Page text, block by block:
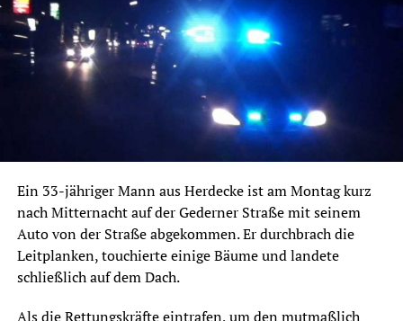
Ein 33-jähriger Mann aus Herdecke ist am Montag kurz
nach Mitternacht auf der Gederner Straße mit seinem
Auto von der Straße abgekommen. Er durchbrach die
Leitplanken, touchierte einige Bäume und landete
schließlich auf dem Dach.
Als die Rettungskräfte eintrafen, um den mutmaßlich